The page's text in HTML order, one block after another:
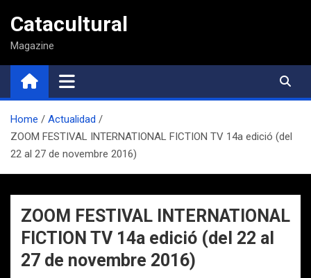
contenido
Catacultural
Magazine
Home
Actualidad
ZOOM FESTIVAL INTERNATIONAL FICTION TV 14a edició (del
22 al 27 de novembre 2016)
ZOOM FESTIVAL INTERNATIONAL
FICTION TV 14a edició (del 22 al
27 de novembre 2016)